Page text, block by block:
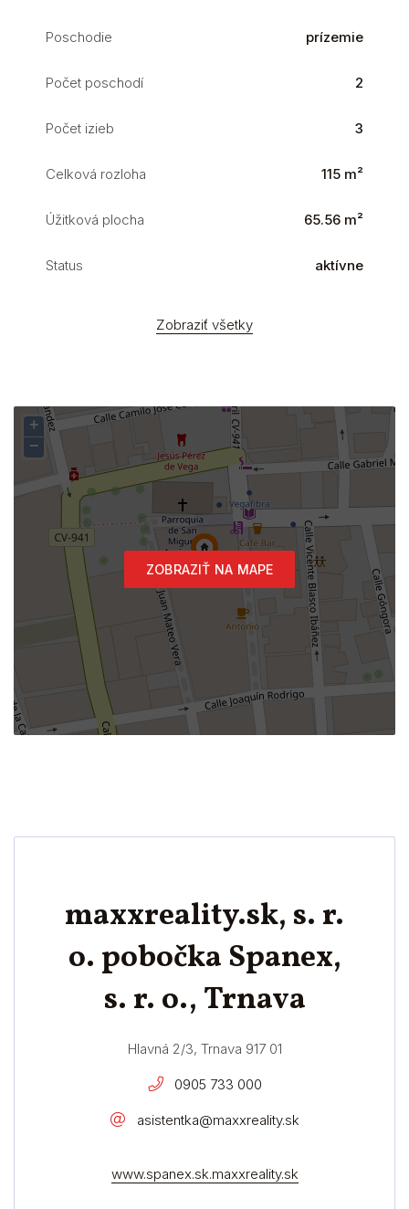
Poschodie prízemie
Počet poschodí 2
Počet izieb 3
Celková rozloha 115 m²
Úžitková plocha 65.56 m²
Status aktívne
Zobraziť všetky
ZOBRAZIŤ NA MAPE
+
−
maxxreality.sk, s. r.
o. pobočka Spanex,
s. r. o., Trnava
Hlavná 2/3, Trnava 917 01
0905 733 000
asistentka@maxxreality.sk
www.spanex.sk.maxxreality.sk